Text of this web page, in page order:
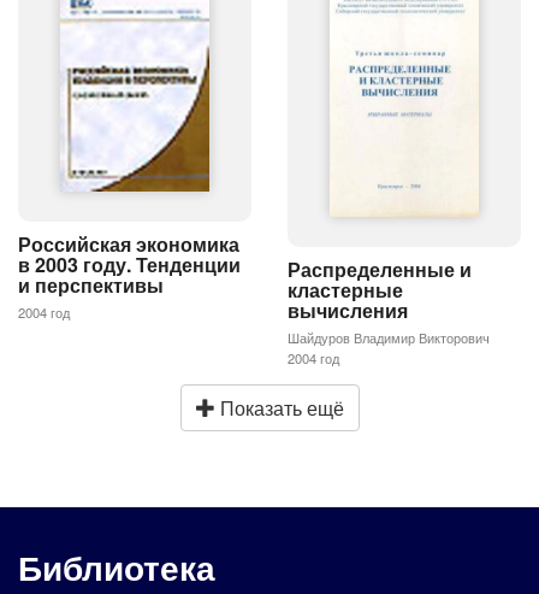
Российская экономика
в 2003 году. Тенденции
и перспективы
2004 год
Распределенные и
кластерные
вычисления
Шайдуров Владимир Викторович
2004 год
Показать ещё
Библиотека